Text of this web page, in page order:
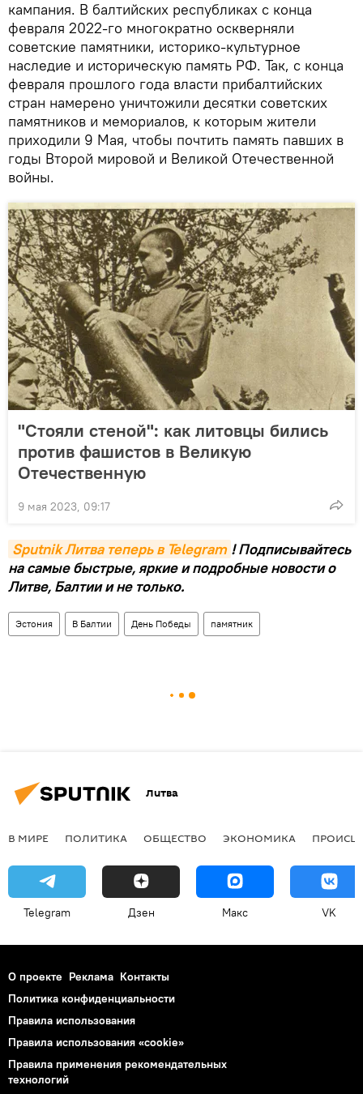
кампания. В балтийских республиках с конца
февраля 2022-го многократно оскверняли
советские памятники, историко-культурное
наследие и историческую память РФ. Так, с конца
февраля прошлого года власти прибалтийских
стран намерено уничтожили десятки советских
памятников и мемориалов, к которым жители
приходили 9 Мая, чтобы почтить память павших в
годы Второй мировой и Великой Отечественной
войны.
"Стояли стеной": как литовцы бились
против фашистов в Великую
Отечественную
9 мая 2023, 09:17
Sputnik Литва теперь в Telegram ! Подписывайтесь
на самые быстрые, яркие и подробные новости о
Литве, Балтии и не только.
Эстония В Балтии День Победы памятник
Литва
В МИРЕ ПОЛИТИКА ОБЩЕСТВО ЭКОНОМИКА
Telegram Дзен Макс VK
О проекте Реклама Контакты
Политика конфиденциальности
Правила использования
Правила использования «cookie»
Правила применения рекомендательных
технологий